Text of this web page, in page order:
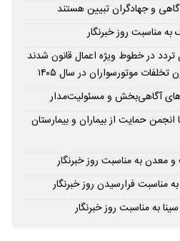
و جهادگران تبیین هستند
مناسبت روز خبرنگار
تردد در خطوط ویژه اعمال قانون شدند
آگاهی‌بخش و مسئولیت‌مدار
انجمن حمایت از بیماران و بیمارستان
معدن به مناسبت روز خبرنگار
مناسبت فرارسیدن روز خبرنگار
به مناسبت روز خبرنگار